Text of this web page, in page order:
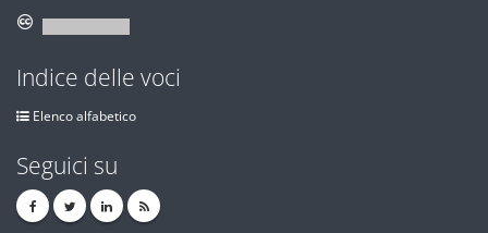
Indice delle voci
Elenco alfabetico
Seguici su